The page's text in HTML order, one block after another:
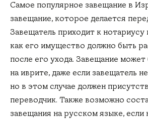
Самое популярное завещание в
завещание, которое делается
Завещатель приходит к нотариусу
как его имущество должно быть
после его ухода. Завещание может
на иврите, даже если завещатель
но в этом случае должен
переводчик. Также возможно
завещания на русском языке, если